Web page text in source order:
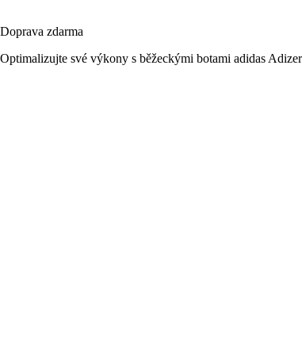
Doprava zdarma
Optimalizujte své výkony s běžeckými botami adidas